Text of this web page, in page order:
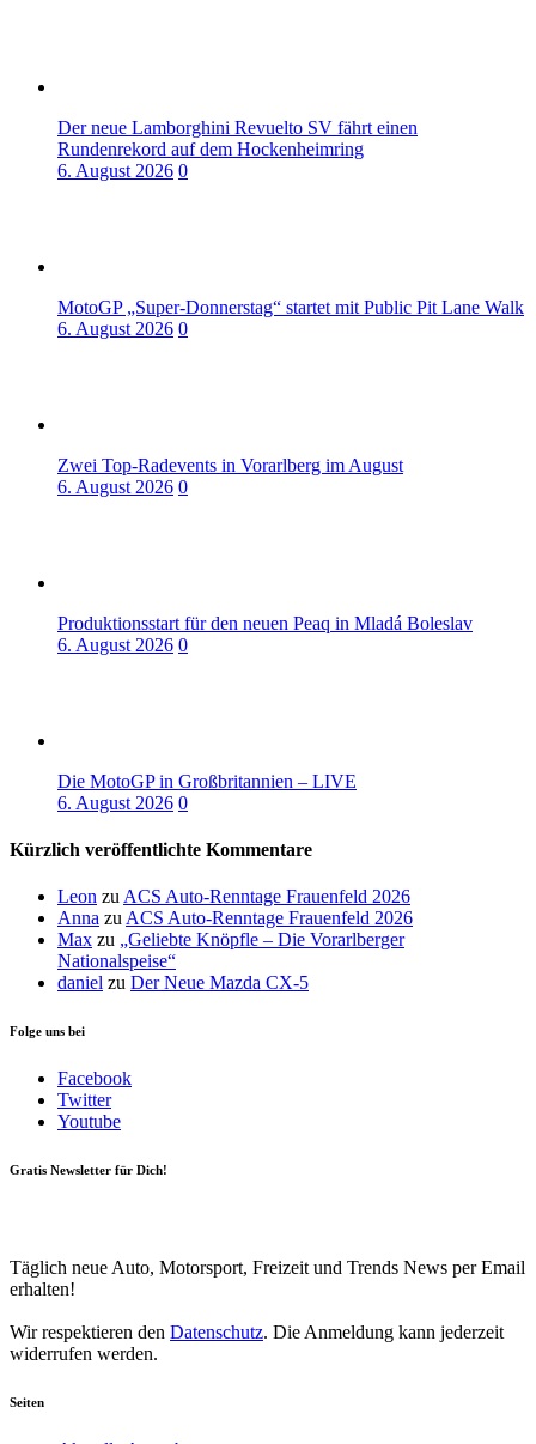
Der neue Lamborghini Revuelto SV fährt einen
Rundenrekord auf dem Hockenheimring
6. August 2026 0
MotoGP „Super-Donnerstag“ startet mit Public Pit Lane Walk
6. August 2026 0
Zwei Top-Radevents in Vorarlberg im August
6. August 2026 0
Produktionsstart für den neuen Peaq in Mladá Boleslav
6. August 2026 0
Die MotoGP in Großbritannien – LIVE
6. August 2026 0
Kürzlich veröffentlichte Kommentare
Leon zu ACS Auto-Renntage Frauenfeld 2026
Anna zu ACS Auto-Renntage Frauenfeld 2026
Max zu „Geliebte Knöpfle – Die Vorarlberger
Nationalspeise“
daniel zu Der Neue Mazda CX-5
Folge uns bei
Facebook
Twitter
Youtube
Gratis Newsletter für Dich!
Täglich neue Auto, Motorsport, Freizeit und Trends News per Email
erhalten!
Wir respektieren den Datenschutz. Die Anmeldung kann jederzeit
widerrufen werden.
Seiten